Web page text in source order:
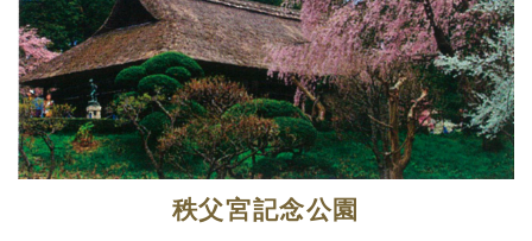
秩父宮記念公園